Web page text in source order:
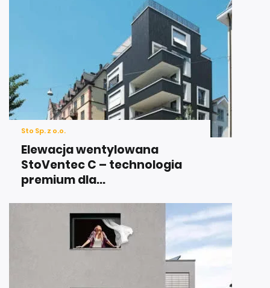
Sto Sp. z o.o.
Elewacja wentylowana
StoVentec C – technologia
premium dla...